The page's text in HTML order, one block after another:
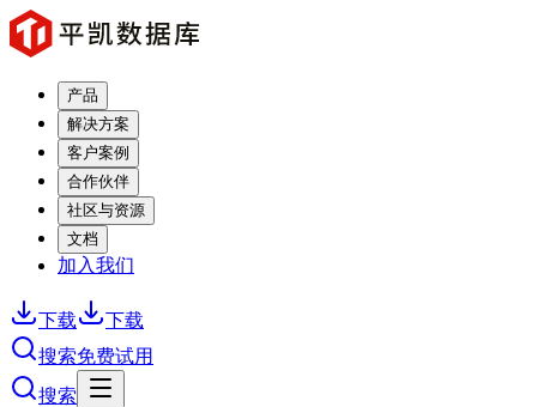
产品
解决方案
客户案例
合作伙伴
社区与资源
文档
加入我们
下载
下载
搜索免费试用
搜索